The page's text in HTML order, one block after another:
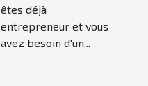
êtes déjà
entrepreneur et vous
avez besoin d'un...